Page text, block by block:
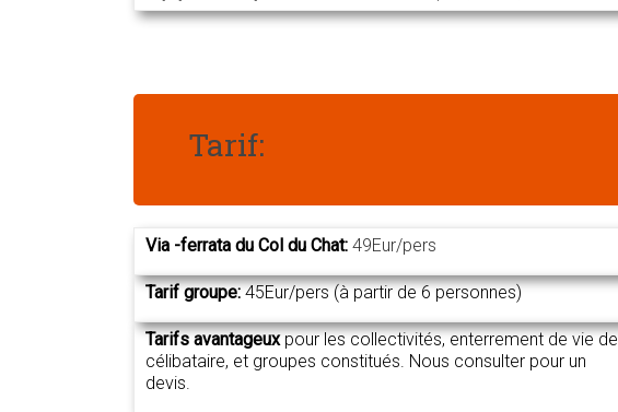
Tarif:
Via -ferrata du Col du Chat: 49Eur/pers
Tarif groupe: 45Eur/pers (à partir de 6 personnes)
Tarifs avantageuxpour les collectivités, enterrement de vie de
célibataire, et groupes constitués. Nous consulter pour un
devis.